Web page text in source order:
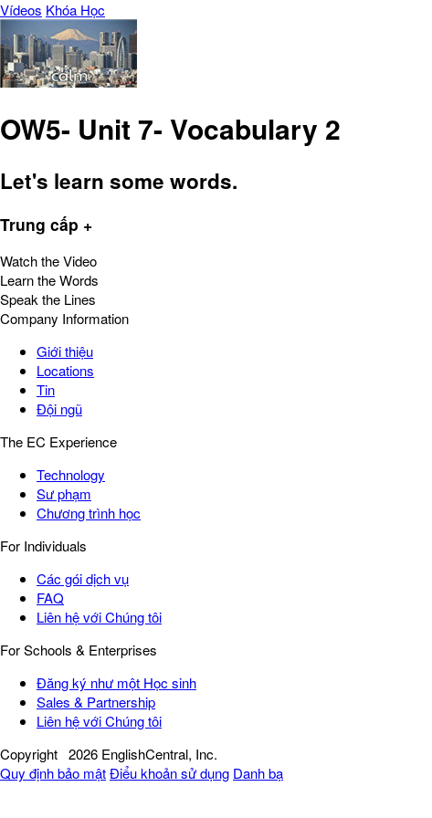
Vídeos Khóa Học
OW5- Unit 7- Vocabulary 2
Let's learn some words.
Trung cấp +
Watch the Video
Learn the Words
Speak the Lines
Company Information
Giới thiệu
Locations
Tin
Đội ngũ
The EC Experience
Technology
Sư phạm
Chương trình học
For Individuals
Các gói dịch vụ
FAQ
Liên hệ với Chúng tôi
For Schools & Enterprises
Đăng ký như một Học sinh
Sales & Partnership
Liên hệ với Chúng tôi
Copyright 2026 EnglishCentral, Inc.
Quy định bảo mậtĐiểu khoản sử dụng Danh bạ